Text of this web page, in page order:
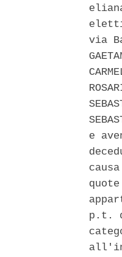
via
e
p.t.